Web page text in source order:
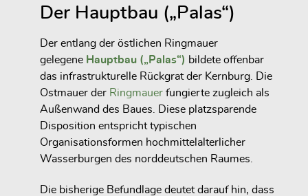
Der Hauptbau („Palas“)
Der entlang der östlichen Ringmauer
gelegene Hauptbau („Palas“) bildete offenbar
das infrastrukturelle Rückgrat der Kernburg. Die
Ostmauer der Ringmauer fungierte zugleich als
Außenwand des Baues. Diese platzsparende
Disposition entspricht typischen
Organisationsformen hochmittelalterlicher
Wasserburgen des norddeutschen Raumes.
Die bisherige Befundlage deutet darauf hin, dass